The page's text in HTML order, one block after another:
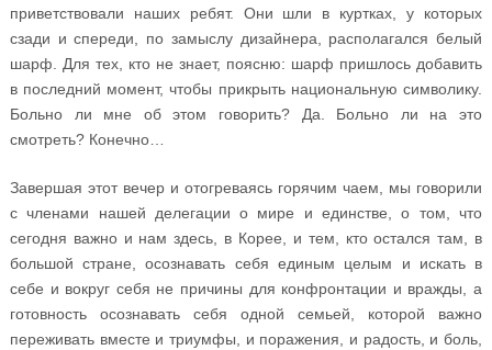
приветствовали наших ребят. Они шли в куртках, у которых
сзади и спереди, по замыслу дизайнера, располагался белый
шарф. Для тех, кто не знает, поясню: шарф пришлось добавить
в последний момент, чтобы прикрыть национальную символику.
Больно ли мне об этом говорить? Да. Больно ли на это
смотреть? Конечно…
Завершая этот вечер и отогреваясь горячим чаем, мы говорили
с членами нашей делегации о мире и единстве, о том, что
сегодня важно и нам здесь, в Корее, и тем, кто остался там, в
большой стране, осознавать себя единым целым и искать в
себе и вокруг себя не причины для конфронтации и вражды, а
готовность осознавать себя одной семьей, которой важно
переживать вместе и триумфы, и поражения, и радость, и боль,